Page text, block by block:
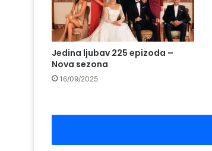
Jedina ljubav 225 epizoda –
Nova sezona
16/09/2025